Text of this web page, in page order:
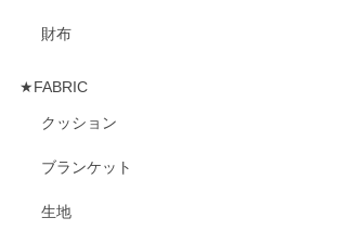
財布
★FABRIC
クッション
ブランケット
生地